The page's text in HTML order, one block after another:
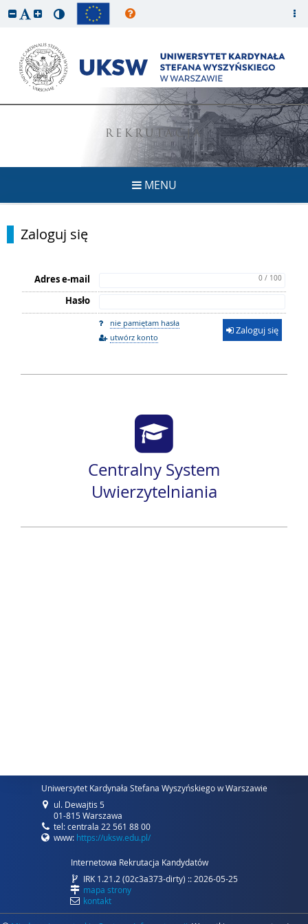
REKRUTACJA
MENU
Zaloguj się
Adres e-mail 0 / 100
Hasło
nie pamiętam hasła
utwórz konto
Zaloguj się
Centralny System
Uwierzytelniania
Uniwersytet Kardynała Stefana Wyszyńskiego w Warszawie
ul. Dewajtis 5
01-815 Warszawa
tel: centrala 22 561 88 00
www: https://uksw.edu.pl/
Internetowa Rekrutacja Kandydatów
IRK 1.21.2 (02c3a373-dirty) :: 2026-05-25
mapa strony
kontakt